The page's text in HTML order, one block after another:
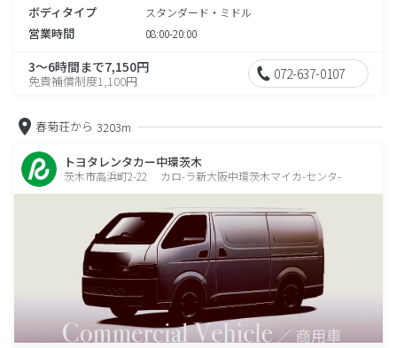
ボディタイプ スタンダード・ミドル
営業時間 08:00-20:00
3～6時間まで7,150円
免責補償制度1,100円 072-637-0107
春菊荘から 3203m
トヨタレンタカー中環茨木
茨木市高浜町2-22 カロ-ラ新大阪中環茨木マイカ-センタ-